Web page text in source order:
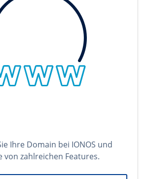
Ihre Domain bei IONOS und
von zahlreichen Features.